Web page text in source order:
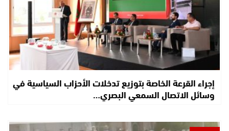
إجراء القرعة الخاصة بتوزيع تدخلات الأحزاب السياسية في
وسائل الاتصال السمعي البصري…